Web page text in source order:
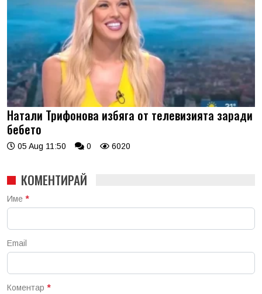
Натали Трифонова избяга от телевизията заради
бебето
05 Aug 11:50 0 6020
КОМЕНТИРАЙ
Име *
Email
Коментар *